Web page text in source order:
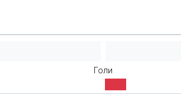
Голи